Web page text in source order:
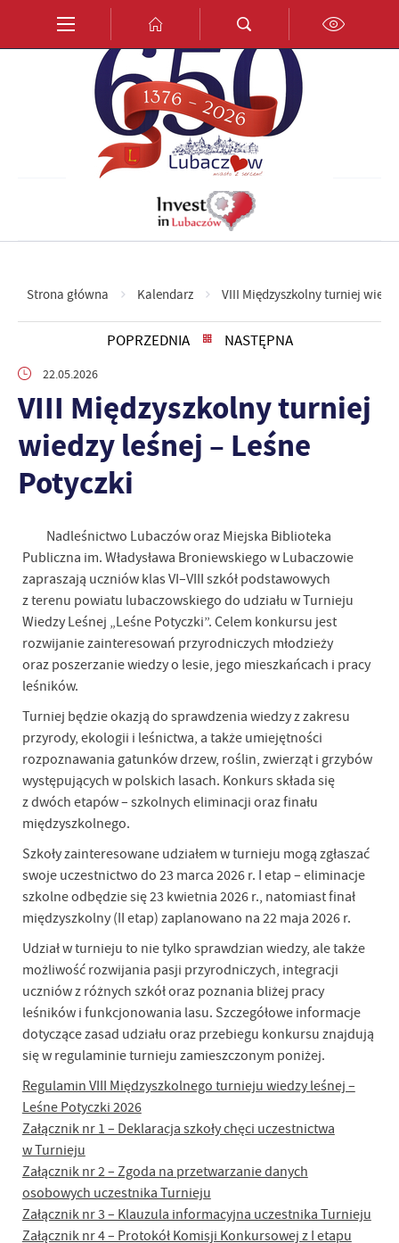
Przejdź do wyszukiwarki.
Przejdź do ustawień wielkości czcionki.
Włącz wersję kontrastową strony.
Strona główna Kalendarz VIII Międzyszkolny turniej
POPRZEDNIA NASTĘPNA
22.05.2026
VIII Międzyszkolny turniej
wiedzy leśnej – Leśne
Potyczki
Nadleśnictwo Lubaczów oraz Miejska Biblioteka
Publiczna im. Władysława Broniewskiego w Lubaczowie
zapraszają uczniów klas VI–VIII szkół podstawowych
z terenu powiatu lubaczowskiego do udziału w Turnieju
Wiedzy Leśnej „Leśne Potyczki”. Celem konkursu jest
rozwijanie zainteresowań przyrodniczych młodzieży
oraz poszerzanie wiedzy o lesie, jego mieszkańcach i pracy
leśników.
Turniej będzie okazją do sprawdzenia wiedzy z zakresu
przyrody, ekologii i leśnictwa, a także umiejętności
rozpoznawania gatunków drzew, roślin, zwierząt i grzybów
występujących w polskich lasach. Konkurs składa się
z dwóch etapów – szkolnych eliminacji oraz finału
międzyszkolnego.
Szkoły zainteresowane udziałem w turnieju mogą zgłaszać
swoje uczestnictwo do 23 marca 2026 r. I etap – eliminacje
szkolne odbędzie się 23 kwietnia 2026 r., natomiast finał
międzyszkolny (II etap) zaplanowano na 22 maja 2026 r.
Udział w turnieju to nie tylko sprawdzian wiedzy, ale także
możliwość rozwijania pasji przyrodniczych, integracji
uczniów z różnych szkół oraz poznania bliżej pracy
leśników i funkcjonowania lasu. Szczegółowe informacje
dotyczące zasad udziału oraz przebiegu konkursu znajdują
się w regulaminie turnieju zamieszczonym poniżej.
Regulamin VIII Międzyszkolnego turnieju wiedzy leśnej –
Leśne Potyczki 2026
Załącznik nr 1 – Deklaracja szkoły chęci uczestnictwa
w Turnieju
Załącznik nr 2 – Zgoda na przetwarzanie danych
osobowych uczestnika Turnieju
Załącznik nr 3 – Klauzula informacyjna uczestnika Turnieju
Załącznik nr 4 – Protokół Komisji Konkursowej z I etapu